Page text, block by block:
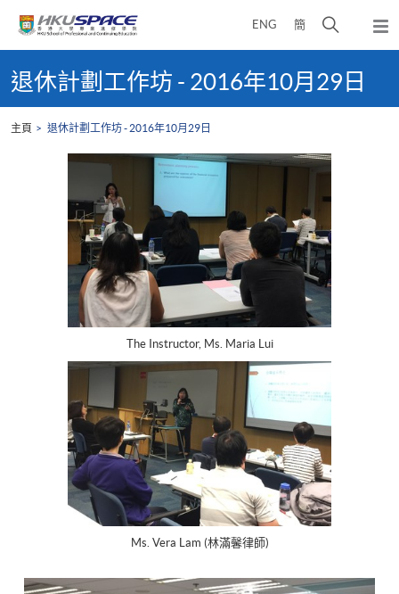
ENG 簡
開
搜
尋
彈
出
單
content
start退休計劃工作坊 - 2016年10月29日
主頁 退休計劃工作坊 - 2016年10月29日
The Instructor, Ms. Maria Lui
Ms. Vera Lam (林滿馨律師)